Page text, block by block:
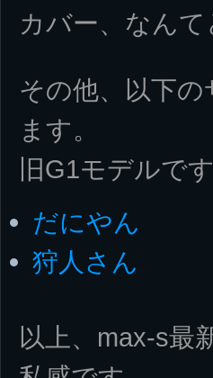
カバー、なんて
その他、以下
ます。
旧G1モデルで
だにやん
狩人さん
以上、max-s最